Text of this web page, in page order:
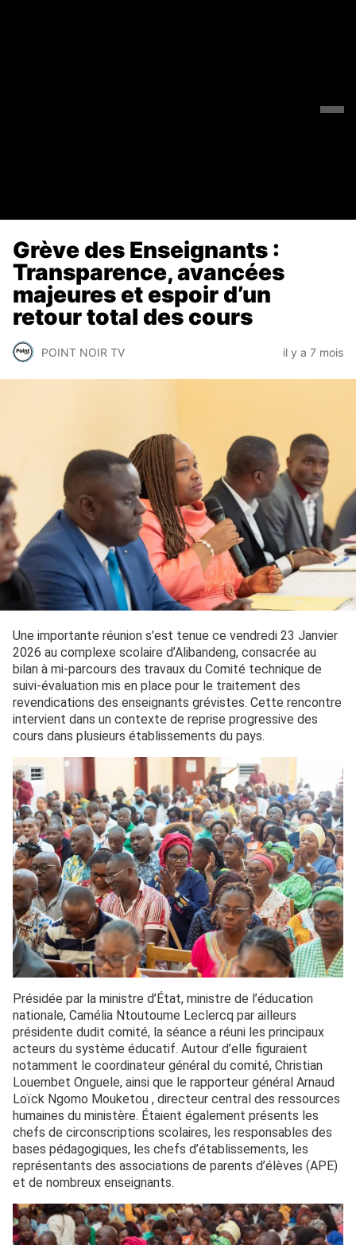
Grève des Enseignants :
Transparence, avancées
majeures et espoir d’un
retour total des cours
POINT NOIR TV il y a 7 mois
Une importante réunion s’est tenue ce vendredi 23 Janvier
2026 au complexe scolaire d’Alibandeng, consacrée au
bilan à mi-parcours des travaux du Comité technique de
suivi-évaluation mis en place pour le traitement des
revendications des enseignants grévistes. Cette rencontre
intervient dans un contexte de reprise progressive des
cours dans plusieurs établissements du pays.
Présidée par la ministre d’État, ministre de l’éducation
nationale, Camélia Ntoutoume Leclercq par ailleurs
présidente dudit comité, la séance a réuni les principaux
acteurs du système éducatif. Autour d’elle figuraient
notamment le coordinateur général du comité, Christian
Louembet Onguele, ainsi que le rapporteur général Arnaud
Loïck Ngomo Mouketou , directeur central des ressources
humaines du ministère. Étaient également présents les
chefs de circonscriptions scolaires, les responsables des
bases pédagogiques, les chefs d’établissements, les
représentants des associations de parents d’élèves (APE)
et de nombreux enseignants.